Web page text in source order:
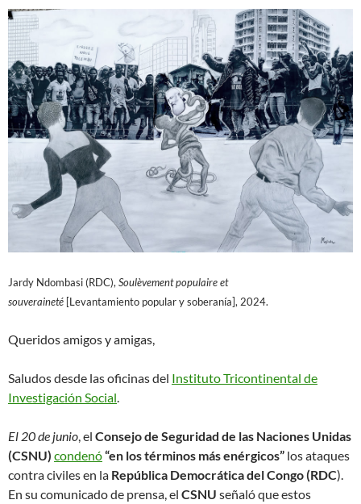
Jardy Ndombasi (RDC), Soulèvement populaire et
souveraineté [Levantamiento popular y soberanía], 2024.
Queridos amigos y amigas,
Saludos desde las oficinas del Instituto Tricontinental de
Investigación Social
El 20 de junio , el Consejo de Seguridad de las Naciones Unidas
(CSNU) condenó“en los términos más enérgicos” los ataques
contra civiles en la República Democrática del Congo (RDC).
En su comunicado de prensa, el CSNU señaló que estos